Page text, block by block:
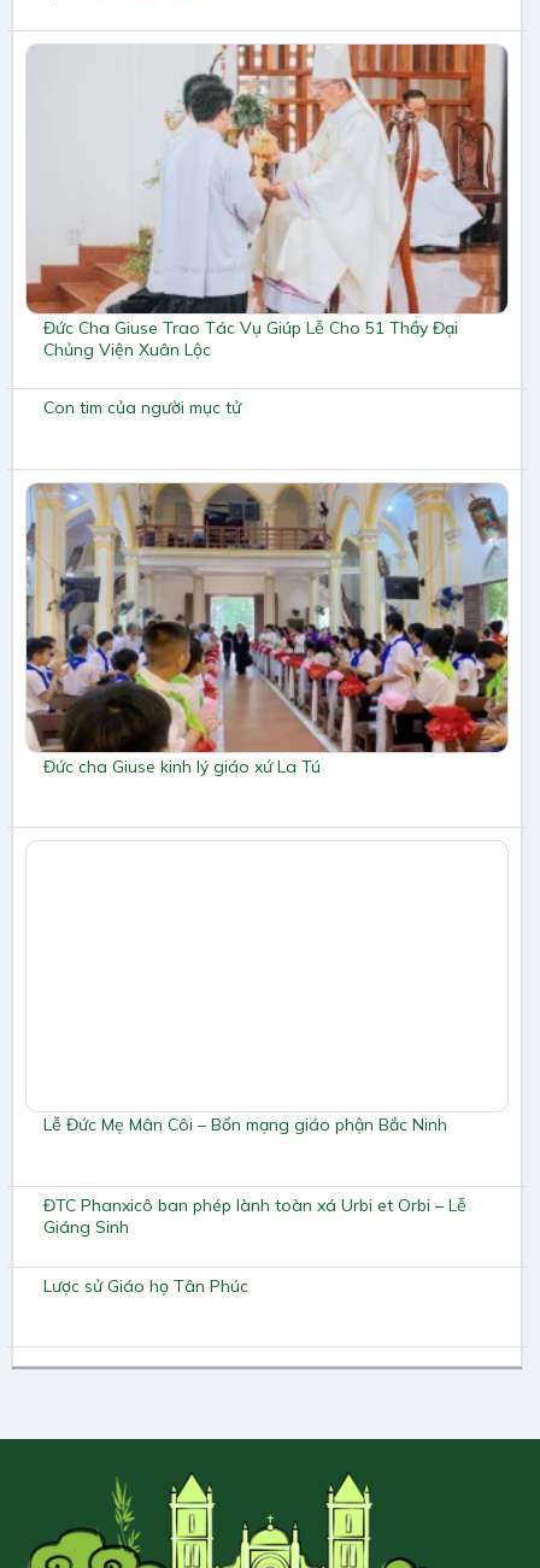
Đức Cha Giuse Trao Tác Vụ Giúp Lễ Cho 51 Thầy Đại
Chủng Viện Xuân Lộc
Con tim của người mục tử
Đức cha Giuse kinh lý giáo xứ La Tú
Lễ Đức Mẹ Mân Côi – Bổn mạng giáo phận Bắc Ninh
ĐTC Phanxicô ban phép lành toàn xá Urbi et Orbi – Lễ
Giáng Sinh
Lược sử Giáo họ Tân Phúc